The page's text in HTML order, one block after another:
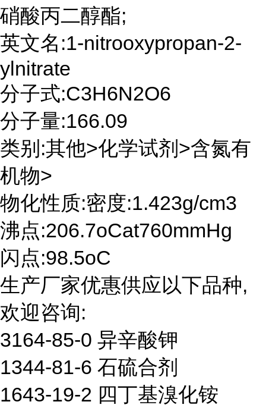
硝酸丙二醇酯;
英文名:1-nitrooxypropan-2-
ylnitrate
分子式:C3H6N2O6
分子量:166.09
类别:其他>化学试剂>含氮有
机物>
物化性质:密度:1.423g/cm3
沸点:206.7oCat760mmHg
闪点:98.5oC
生产厂家优惠供应以下品种,
欢迎咨询:
3164-85-0 异辛酸钾
1344-81-6 石硫合剂
1643-19-2 四丁基溴化铵